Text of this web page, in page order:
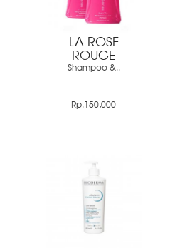
LA ROSE
ROUGE
Shampoo &..
Rp.150,000